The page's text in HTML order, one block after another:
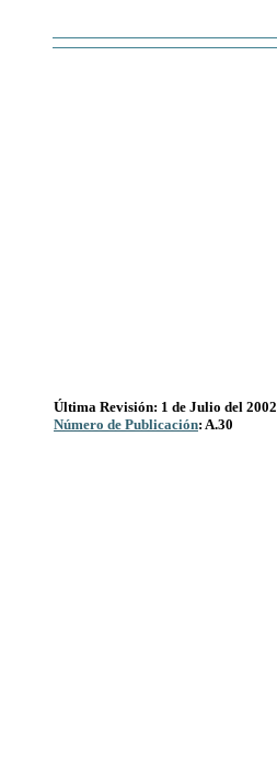
Última Revisión: 1 de Julio del 2002
Número de Publicación: A.30